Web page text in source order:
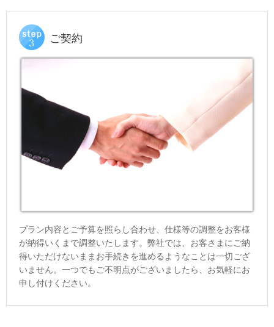
ご契約
プラン内容とご予算を照らし合わせ、仕様等の調整をお客様
が納得いくまで調整いたします。弊社では、お客さまにご納
得いただけないままお手続きを進めるようなことは一切ござ
いません。一つでもご不明点がございましたら、お気軽にお
申し付けください。